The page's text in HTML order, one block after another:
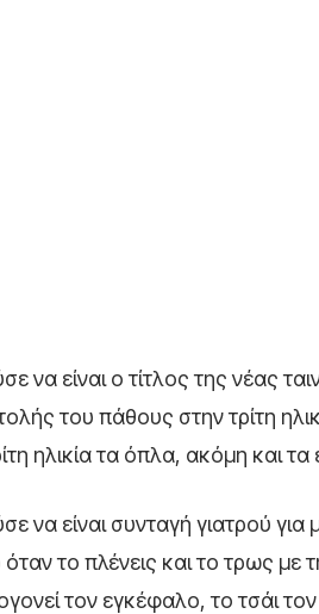
είναι ο τίτλος της νέας
του πάθους στην τρίτη
ηλικία τα όπλα, ακόμη και τα
είναι συνταγή γιατρού για
το πλένεις και το τρως με
τον εγκέφαλο, το τσάι